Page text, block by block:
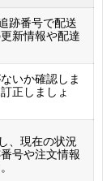
跡番号で配送
新情報や配達
いか確認しま
正しましょ
、現在の状況
号や注文情報